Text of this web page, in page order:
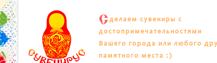
С делаем сувениры с
достопримечательностями
Вашего города или любого
памятного места :)